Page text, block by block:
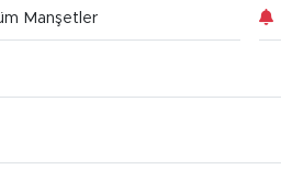
Manşetler